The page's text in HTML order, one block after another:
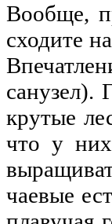
Вообще,
сходите
санузел).
крутые
что у
чаевые